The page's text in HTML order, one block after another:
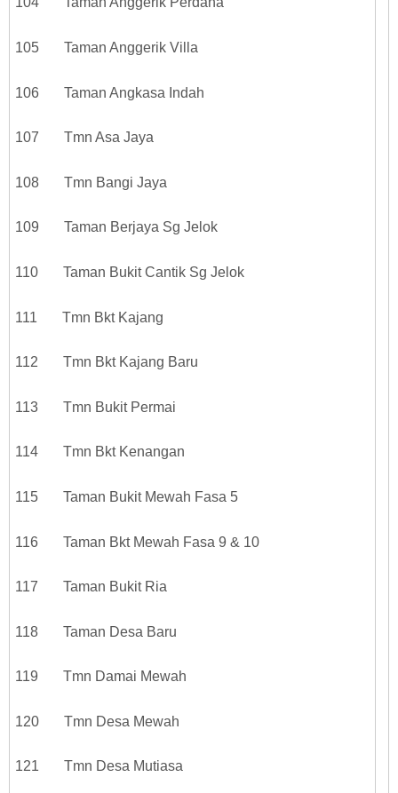
105 Taman Anggerik Villa
106 Taman Angkasa Indah
107 Tmn Asa Jaya
108 Tmn Bangi Jaya
109 Taman Berjaya Sg Jelok
110 Taman Bukit Cantik Sg Jelok
111 Tmn Bkt Kajang
112 Tmn Bkt Kajang Baru
113 Tmn Bukit Permai
114 Tmn Bkt Kenangan
115 Taman Bukit Mewah Fasa 5
116 Taman Bkt Mewah Fasa 9 & 10
117 Taman Bukit Ria
118 Taman Desa Baru
119 Tmn Damai Mewah
120 Tmn Desa Mewah
121 Tmn Desa Mutiasa